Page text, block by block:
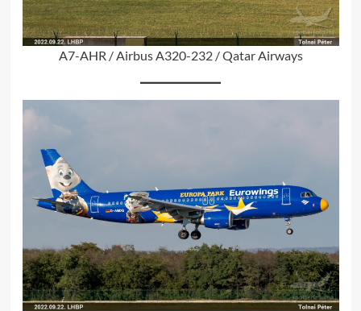
A7-AHR / Airbus A320-232 / Qatar Airways